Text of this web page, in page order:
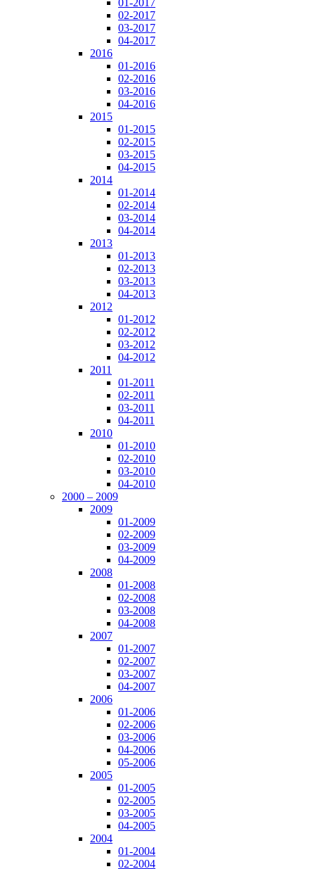
01-2017
02-2017
03-2017
04-2017
2016
01-2016
02-2016
03-2016
04-2016
2015
01-2015
02-2015
03-2015
04-2015
2014
01-2014
02-2014
03-2014
04-2014
2013
01-2013
02-2013
03-2013
04-2013
2012
01-2012
02-2012
03-2012
04-2012
2011
01-2011
02-2011
03-2011
04-2011
2010
01-2010
02-2010
03-2010
04-2010
2000 – 2009
2009
01-2009
02-2009
03-2009
04-2009
2008
01-2008
02-2008
03-2008
04-2008
2007
01-2007
02-2007
03-2007
04-2007
2006
01-2006
02-2006
03-2006
04-2006
05-2006
2005
01-2005
02-2005
03-2005
04-2005
2004
01-2004
02-2004